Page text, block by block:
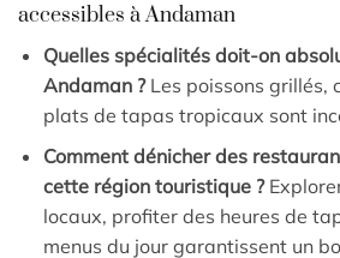
accessibles à Andaman
Quelles spécialités doit-on
Andaman ?Les poissons grillés,
plats de tapas tropicaux sont
Comment dénicher des
cette région touristique ?
locaux, profiter des heures de
menus du jour garantissent un